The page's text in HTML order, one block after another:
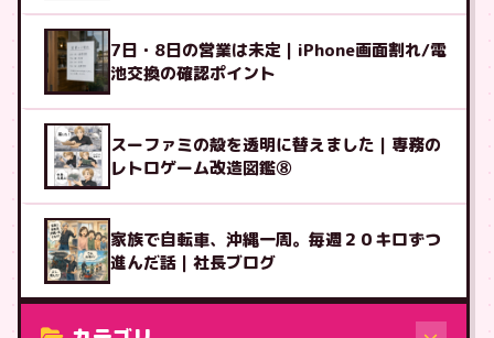
7日・8日の営業は未定｜iPhone画面割れ/電
池交換の確認ポイント
スーファミの殻を透明に替えました｜専務の
レトロゲーム改造図鑑⑧
家族で自転車、沖縄一周。毎週２０キロずつ
進んだ話｜社長ブログ